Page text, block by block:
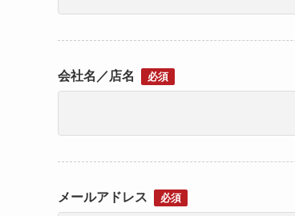
会社名／店名 必須
メールアドレス 必須